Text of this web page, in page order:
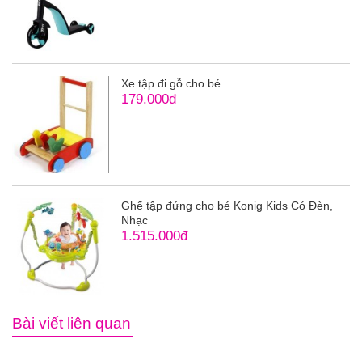
Xe tập đi gỗ cho bé
179.000đ
Ghế tập đứng cho bé Konig Kids Có Đèn,
Nhạc
1.515.000đ
Bài viết liên quan